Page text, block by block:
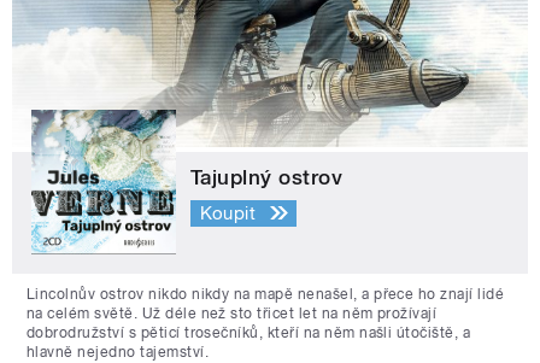
Tajuplný ostrov
Koupit
Lincolnův ostrov nikdo nikdy na mapě nenašel, a přece ho znají lidé
na celém světě. Už déle než sto třicet let na něm prožívají
dobrodružství s pěticí trosečníků, kteří na něm našli útočiště, a
hlavně nejedno tajemství.